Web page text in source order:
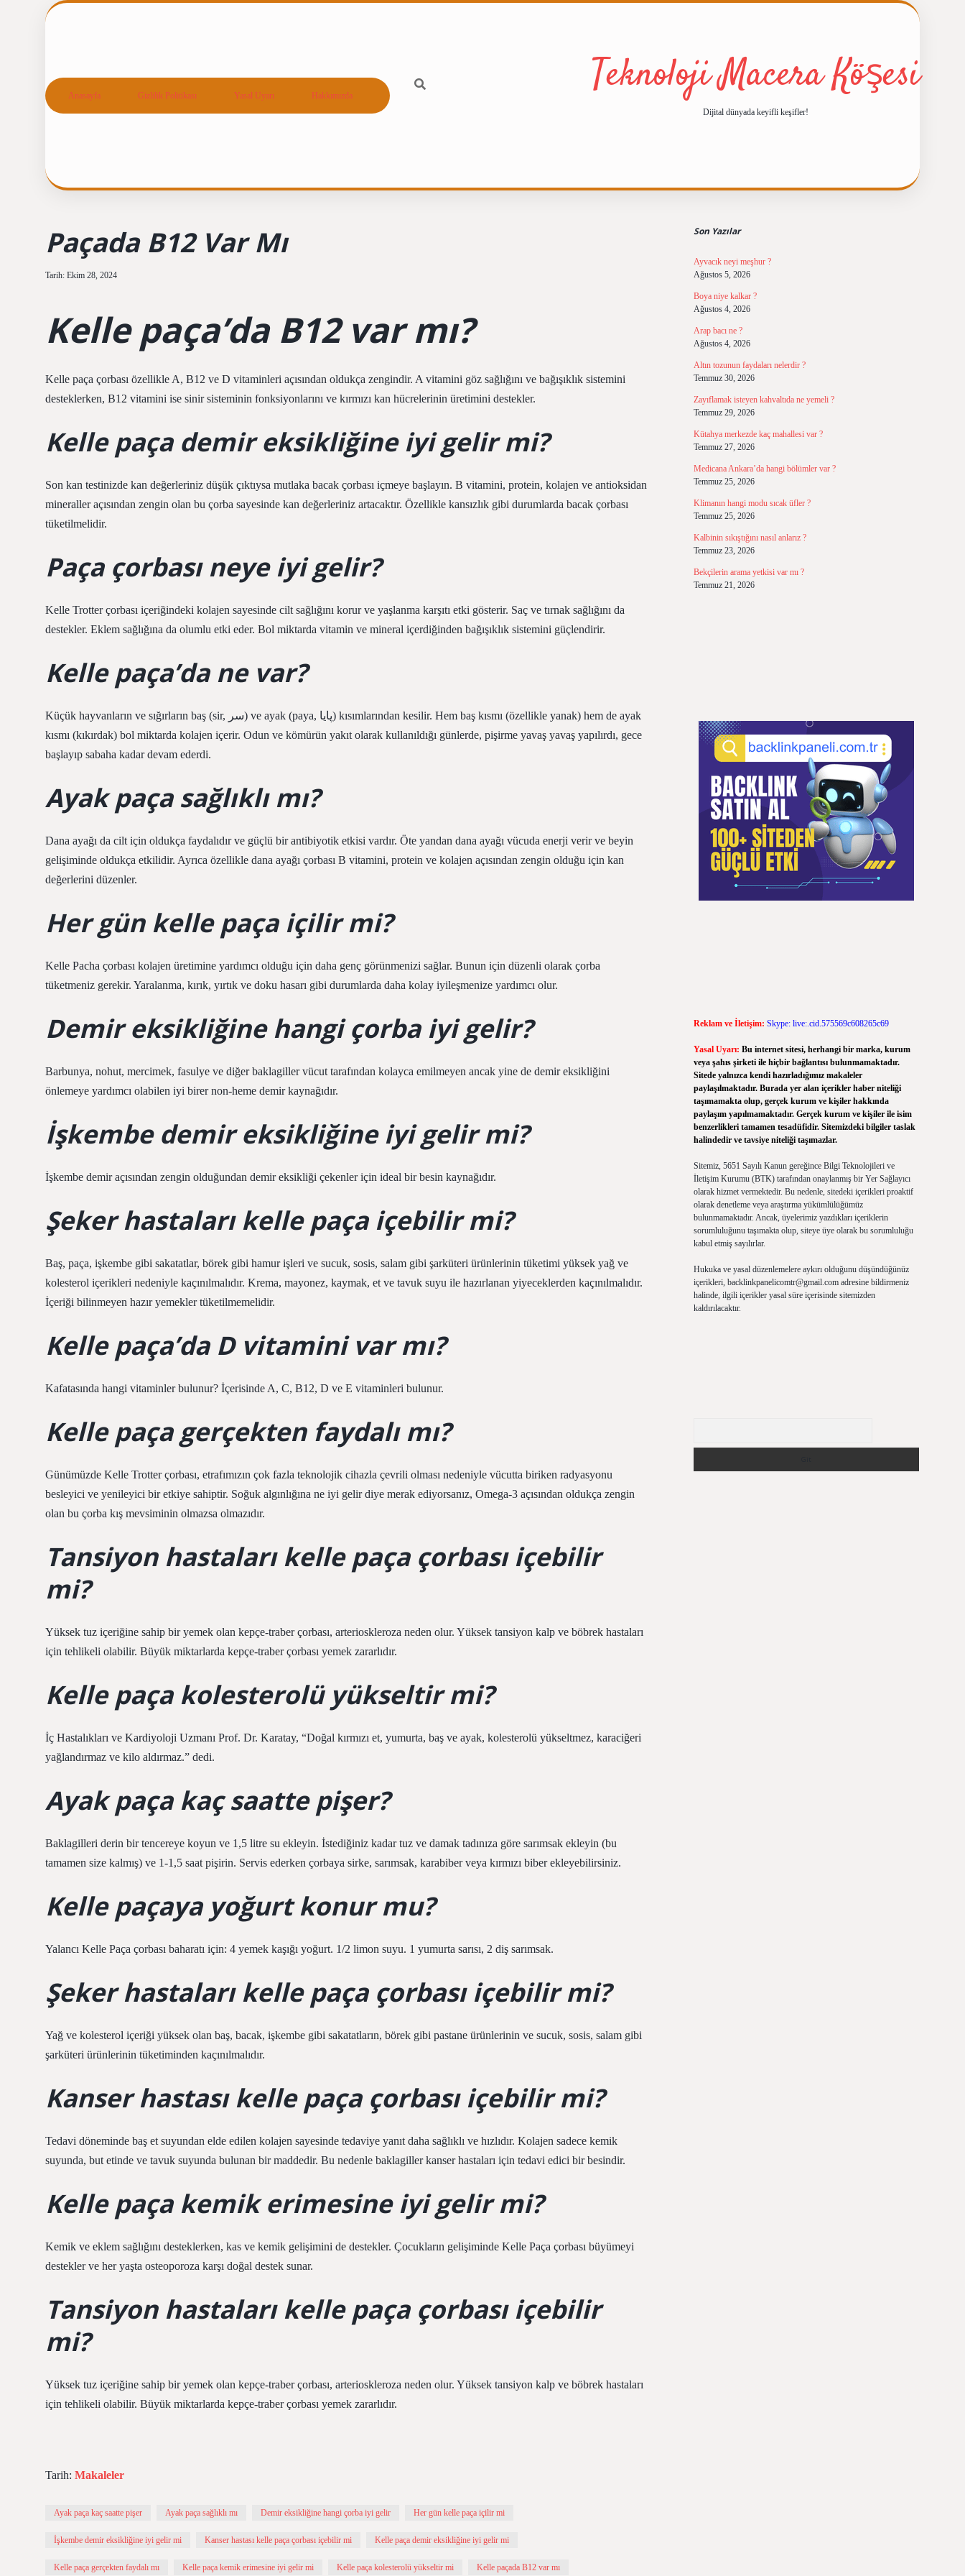
Anasayfa Gizlilik Politikası Yasal Uyarı Hakkımızda Teknoloji Macera Köşesi
Dijital dünyada keyifli keşifler!
Paçada B12 Var Mı
Tarih: Ekim 28, 2024
Kelle paça’da B12 var mı?
Kelle paça çorbası özellikle A, B12 ve D vitaminleri açısından oldukça zengindir. A vitamini göz sağlığını ve bağışıklık sistemini
desteklerken, B12 vitamini ise sinir sisteminin fonksiyonlarını ve kırmızı kan hücrelerinin üretimini destekler.
Kelle paça demir eksikliğine iyi gelir mi?
Son kan testinizde kan değerleriniz düşük çıktıysa mutlaka bacak çorbası içmeye başlayın. B vitamini, protein, kolajen ve antioksidan
mineraller açısından zengin olan bu çorba sayesinde kan değerleriniz artacaktır. Özellikle kansızlık gibi durumlarda bacak çorbası
tüketilmelidir.
Paça çorbası neye iyi gelir?
Kelle Trotter çorbası içeriğindeki kolajen sayesinde cilt sağlığını korur ve yaşlanma karşıtı etki gösterir. Saç ve tırnak sağlığını da
destekler. Eklem sağlığına da olumlu etki eder. Bol miktarda vitamin ve mineral içerdiğinden bağışıklık sistemini güçlendirir.
Kelle paça’da ne var?
Küçük hayvanların ve sığırların baş (sir, سر) ve ayak (paya, پایا) kısımlarından kesilir. Hem baş kısmı (özellikle yanak) hem de ayak
kısmı (kıkırdak) bol miktarda kolajen içerir. Odun ve kömürün yakıt olarak kullanıldığı günlerde, pişirme yavaş yavaş yapılırdı, gece
başlayıp sabaha kadar devam ederdi.
Ayak paça sağlıklı mı?
Dana ayağı da cilt için oldukça faydalıdır ve güçlü bir antibiyotik etkisi vardır. Öte yandan dana ayağı vücuda enerji verir ve beyin
gelişiminde oldukça etkilidir. Ayrıca özellikle dana ayağı çorbası B vitamini, protein ve kolajen açısından zengin olduğu için kan
değerlerini düzenler.
Her gün kelle paça içilir mi?
Kelle Pacha çorbası kolajen üretimine yardımcı olduğu için daha genç görünmenizi sağlar. Bunun için düzenli olarak çorba
tüketmeniz gerekir. Yaralanma, kırık, yırtık ve doku hasarı gibi durumlarda daha kolay iyileşmenize yardımcı olur.
Demir eksikliğine hangi çorba iyi gelir?
Barbunya, nohut, mercimek, fasulye ve diğer baklagiller vücut tarafından kolayca emilmeyen ancak yine de demir eksikliğini
önlemeye yardımcı olabilen iyi birer non-heme demir kaynağıdır.
İşkembe demir eksikliğine iyi gelir mi?
İşkembe demir açısından zengin olduğundan demir eksikliği çekenler için ideal bir besin kaynağıdır.
Şeker hastaları kelle paça içebilir mi?
Baş, paça, işkembe gibi sakatatlar, börek gibi hamur işleri ve sucuk, sosis, salam gibi şarküteri ürünlerinin tüketimi yüksek yağ ve
kolesterol içerikleri nedeniyle kaçınılmalıdır. Krema, mayonez, kaymak, et ve tavuk suyu ile hazırlanan yiyeceklerden kaçınılmalıdır.
İçeriği bilinmeyen hazır yemekler tüketilmemelidir.
Kelle paça’da D vitamini var mı?
Kafatasında hangi vitaminler bulunur? İçerisinde A, C, B12, D ve E vitaminleri bulunur.
Kelle paça gerçekten faydalı mı?
Günümüzde Kelle Trotter çorbası, etrafımızın çok fazla teknolojik cihazla çevrili olması nedeniyle vücutta biriken radyasyonu
besleyici ve yenileyici bir etkiye sahiptir. Soğuk algınlığına ne iyi gelir diye merak ediyorsanız, Omega-3 açısından oldukça zengin
olan bu çorba kış mevsiminin olmazsa olmazıdır.
Tansiyon hastaları kelle paça çorbası içebilir
mi?
Yüksek tuz içeriğine sahip bir yemek olan kepçe-traber çorbası, arterioskleroza neden olur. Yüksek tansiyon kalp ve böbrek hastaları
için tehlikeli olabilir. Büyük miktarlarda kepçe-traber çorbası yemek zararlıdır.
Kelle paça kolesterolü yükseltir mi?
İç Hastalıkları ve Kardiyoloji Uzmanı Prof. Dr. Karatay, “Doğal kırmızı et, yumurta, baş ve ayak, kolesterolü yükseltmez, karaciğeri
yağlandırmaz ve kilo aldırmaz.” dedi.
Ayak paça kaç saatte pişer?
Baklagilleri derin bir tencereye koyun ve 1,5 litre su ekleyin. İstediğiniz kadar tuz ve damak tadınıza göre sarımsak ekleyin (bu
tamamen size kalmış) ve 1-1,5 saat pişirin. Servis ederken çorbaya sirke, sarımsak, karabiber veya kırmızı biber ekleyebilirsiniz.
Kelle paçaya yoğurt konur mu?
Yalancı Kelle Paça çorbası baharatı için: 4 yemek kaşığı yoğurt. 1/2 limon suyu. 1 yumurta sarısı, 2 diş sarımsak.
Şeker hastaları kelle paça çorbası içebilir mi?
Yağ ve kolesterol içeriği yüksek olan baş, bacak, işkembe gibi sakatatların, börek gibi pastane ürünlerinin ve sucuk, sosis, salam gibi
şarküteri ürünlerinin tüketiminden kaçınılmalıdır.
Kanser hastası kelle paça çorbası içebilir mi?
Tedavi döneminde baş et suyundan elde edilen kolajen sayesinde tedaviye yanıt daha sağlıklı ve hızlıdır. Kolajen sadece kemik
suyunda, but etinde ve tavuk suyunda bulunan bir maddedir. Bu nedenle baklagiller kanser hastaları için tedavi edici bir besindir.
Kelle paça kemik erimesine iyi gelir mi?
Kemik ve eklem sağlığını desteklerken, kas ve kemik gelişimini de destekler. Çocukların gelişiminde Kelle Paça çorbası büyümeyi
destekler ve her yaşta osteoporoza karşı doğal destek sunar.
Tansiyon hastaları kelle paça çorbası içebilir
mi?
Yüksek tuz içeriğine sahip bir yemek olan kepçe-traber çorbası, arterioskleroza neden olur. Yüksek tansiyon kalp ve böbrek hastaları
için tehlikeli olabilir. Büyük miktarlarda kepçe-traber çorbası yemek zararlıdır.
Tarih: Makaleler
Ayak paça kaç saatte pişer Ayak paça sağlıklı mı Demir eksikliğine hangi çorba iyi gelir Her gün kelle paça içilir mi
İşkembe demir eksikliğine iyi gelir mi Kanser hastası kelle paça çorbası içebilir mi Kelle paça demir eksikliğine iyi gelir mi
Kelle paça gerçekten faydalı mı Kelle paça kemik erimesine iyi gelir mi Kelle paça kolesterolü yükseltir mi Kelle paçada B12 var mı
Son Yazılar
Ayvacık neyi meşhur ?
Ağustos 5, 2026
Boya niye kalkar ?
Ağustos 4, 2026
Arap bacı ne ?
Ağustos 4, 2026
Altın tozunun faydaları nelerdir ?
Temmuz 30, 2026
Zayıflamak isteyen kahvaltıda ne yemeli ?
Temmuz 29, 2026
Kütahya merkezde kaç mahallesi var ?
Temmuz 27, 2026
Medicana Ankara’da hangi bölümler var ?
Temmuz 25, 2026
Klimanın hangi modu sıcak üfler ?
Temmuz 25, 2026
Kalbinin sıkıştığını nasıl anlarız ?
Temmuz 23, 2026
Bekçilerin arama yetkisi var mı ?
Temmuz 21, 2026
Reklam ve İletişim: Skype: live:.cid.575569c608265c69
Yasal Uyarı: Bu internet sitesi, herhangi bir marka, kurum
veya şahıs şirketi ile hiçbir bağlantısı bulunmamaktadır.
Sitede yalnızca kendi hazırladığımız makaleler
paylaşılmaktadır. Burada yer alan içerikler haber niteliği
taşımamakta olup, gerçek kurum ve kişiler hakkında
paylaşım yapılmamaktadır. Gerçek kurum ve kişiler ile isim
benzerlikleri tamamen tesadüfidir. Sitemizdeki bilgiler taslak
halindedir ve tavsiye niteliği taşımazlar.
Sitemiz, 5651 Sayılı Kanun gereğince Bilgi Teknolojileri ve
İletişim Kurumu (BTK) tarafından onaylanmış bir Yer Sağlayıcı
olarak hizmet vermektedir. Bu nedenle, sitedeki içerikleri proaktif
olarak denetleme veya araştırma yükümlülüğümüz
bulunmamaktadır. Ancak, üyelerimiz yazdıkları içeriklerin
sorumluluğunu taşımakta olup, siteye üye olarak bu sorumluluğu
kabul etmiş sayılırlar.
Hukuka ve yasal düzenlemelere aykırı olduğunu düşündüğünüz
içerikleri, backlinkpanelicomtr@gmail.comadresine bildirmeniz
halinde, ilgili içerikler yasal süre içerisinde sitemizden
kaldırılacaktır.